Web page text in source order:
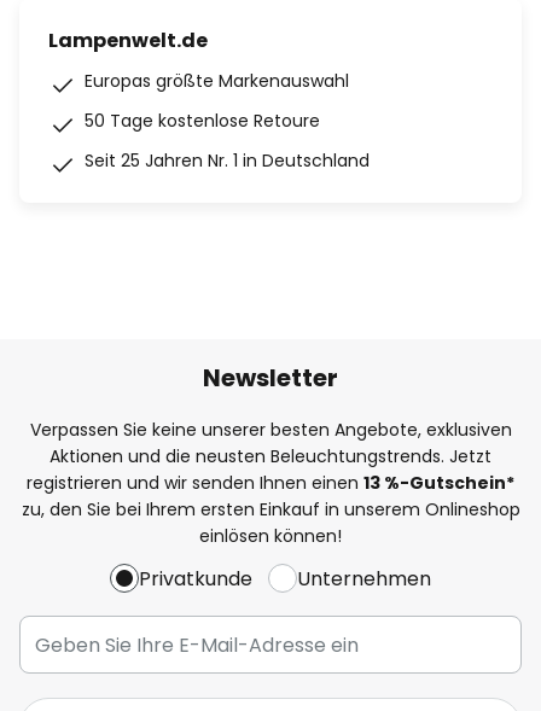
Lampenwelt.de
Europas größte Markenauswahl
50 Tage kostenlose Retoure
Seit 25 Jahren Nr. 1 in Deutschland
Newsletter
Verpassen Sie keine unserer besten Angebote, exklusiven
Aktionen und die neusten Beleuchtungstrends. Jetzt
registrieren und wir senden Ihnen einen 13 %-Gutschein*
zu, den Sie bei Ihrem ersten Einkauf in unserem Onlineshop
einlösen können!
Privatkunde Unternehmen